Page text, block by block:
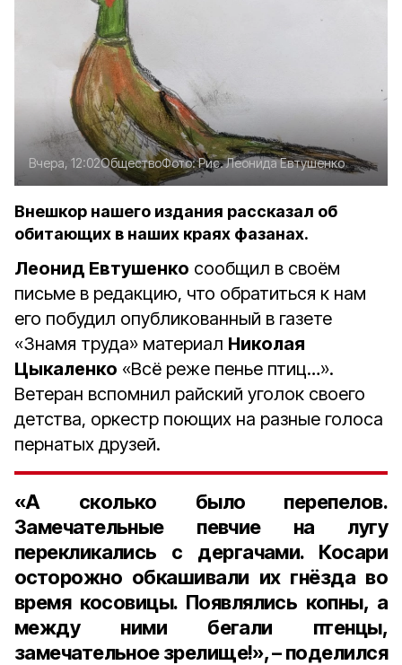
Вчера, 12:02ОбществоФото:Рис. Леонида Евтушенко
Внешкор нашего издания рассказал об
обитающих в наших краях фазанах.
Леонид Евтушенко сообщил в своём
письме в редакцию, что обратиться к нам
его побудил опубликованный в газете
«Знамя труда» материал Николая
Цыкаленко «Всё реже пенье птиц…».
Ветеран вспомнил райский уголок своего
детства, оркестр поющих на разные голоса
пернатых друзей.
«А сколько было перепелов.
Замечательные певчие на лугу
перекликались с дергачами. Косари
осторожно обкашивали их гнёзда во
время косовицы. Появлялись копны, а
между ними бегали птенцы,
замечательное зрелище!», – поделился